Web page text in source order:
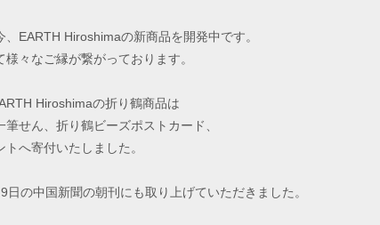
EARTH Hiroshimaの新商品を開発中です。
々なご縁が繋がっております。
Hiroshimaの折り鶴商品は
せん、折り鶴ビーズポストカード、
へ寄付いたしました。
の中国新聞の朝刊にも取り上げていただきました。